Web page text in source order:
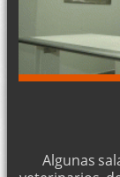
Algunas